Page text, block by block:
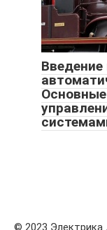
© 2023 Электрика